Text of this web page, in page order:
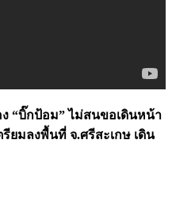
“บิ๊กป้อม” ไม่สนขอเดินหน้า
ยมลงพื้นที่ จ.ศรีสะเกษ เดิน